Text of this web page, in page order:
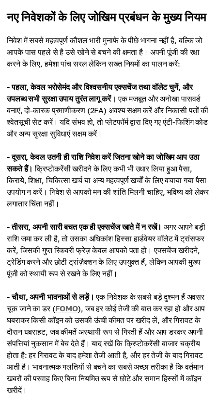
नए निवेशकों के लिए जोखिम प्रबंधन के मुख्य नियम
निवेश में सबसे महत्वपूर्ण कौशल भारी मुनाफे के पीछे भागना नहीं है, बल्कि जो
आपके पास पहले से है उसे खोने से बचने की क्षमता है। अपनी पूंजी की रक्षा
करने के लिए, हमेशा पांच सरल लेकिन सख्त नियमों का पालन करें:
- पहला, केवल भरोसेमंद और विश्वसनीय एक्सचेंज तथा वॉलेट चुनें, और
उपलब्ध सभी सुरक्षा उपाय तुरंत लागू करें। एक मजबूत और अनोखा पासवर्ड
बनाएं, दो-कारक प्रमाणीकरण (2FA) अवश्य सक्षम करें और निकासी पतों की
श्वेतसूची सेट करें। यदि संभव हो, तो प्लेटफॉर्म द्वारा दिए गए एंटी-फिशिंग कोड
और अन्य सुरक्षा सुविधाएं सक्षम करें।
- दूसरा, केवल उतनी ही राशि निवेश करें जितना खोने का जोखिम आप उठा
सकते हैं। क्रिप्टोकरेंसी खरीदने के लिए कभी भी उधार लिया हुआ पैसा,
किराये, शिक्षा, चिकित्सा खर्च या अन्य महत्वपूर्ण खर्चों के लिए बचाया गया पैसा
उपयोग न करें। निवेश से आपको मन की शांति मिलनी चाहिए, भविष्य को लेकर
लगातार चिंता नहीं।
- तीसरा, अपनी सारी बचत एक ही एक्सचेंज खाते में न रखें। अगर आपने बड़ी
राशि जमा कर ली है, तो उसका अधिकांश हिस्सा हार्डवेयर वॉलेट में ट्रांसफर
करें, जिसकी गुप्त रिकवरी फ्रेज़ केवल आपको पता हो। एक्सचेंज खरीदने,
ट्रेडिंग करने और छोटी ट्रांज़ैक्शन के लिए उपयुक्त हैं, लेकिन आपकी मुख्य
पूंजी को स्थायी रूप से रखने के लिए नहीं।
- चौथा, अपनी भावनाओं से लड़ें। एक निवेशक के सबसे बड़े दुश्मन हैं अवसर
चूक जाने का डर (FOMO), जब हर कोई तेजी की बात कर रहा हो और आप
घबराकर किसी कॉइन को उसकी ऊंची कीमत पर खरीद लें, और गिरावट के
दौरान घबराहट, जब कीमतें अस्थायी रूप से गिरती हैं और आप डरकर अपनी
संपत्तियां नुकसान में बेच देते हैं। याद रखें कि क्रिप्टोकरेंसी बाजार चक्रीय
होता है: हर गिरावट के बाद हमेशा तेजी आती है, और हर तेजी के बाद गिरावट
आती है। भावनात्मक गलतियों से बचने का सबसे अच्छा तरीका है कि वर्तमान
खबरों की परवाह किए बिना नियमित रूप से छोटे और समान हिस्सों में कॉइन
खरीदें।